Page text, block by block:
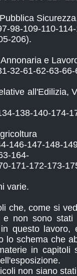
98-109-110-
206).
e
32-61-62-63-
all'Edilizia,
138-140-174-
146-147-148-
164-
171-172-173-
varie.
che, come si
e non sono
questo
lo schema che
in capitoli
non siano